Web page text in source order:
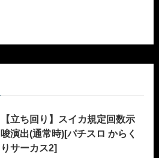
【立ち回り】スイカ規定回数示
唆演出(通常時)[パチスロ からく
りサーカス2]